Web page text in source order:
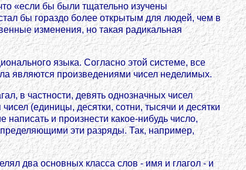
«если бы были тщательно изучены
бы гораздо более открытым для людей, чем в
изменения, но такая радикальная
языка. Согласно этой системе, все
являются произведениями чисел неделимых.
в частности, девять однозначных чисел
(единицы, десятки, сотни, тысячи и десятки
и произнести какое-нибудь число,
эти разряды. Так, например,
два основных класса слов - имя и глагол - и